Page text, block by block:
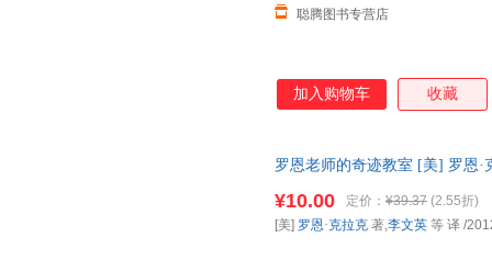
聪腾图书专营店
加入购物车 收藏
罗恩老师的奇迹教室 [美] 罗恩
¥10.00 定价： ¥39.37 (2.55折)
[美] 罗恩·克拉克 著,李文英 等 译 /